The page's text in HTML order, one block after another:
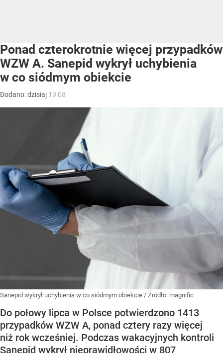
Ponad czterokrotnie więcej przypadków
WZW A. Sanepid wykrył uchybienia
w co siódmym obiekcie
Dodano:dzisiaj 19:08
Sanepid wykrył uchybienia w co siódmym obiekcie / Źródło: magnific
Do połowy lipca w Polsce potwierdzono 1413
przypadków WZW A, ponad cztery razy więcej
niż rok wcześniej. Podczas wakacyjnych kontroli
Sanepid wykrył nieprawidłowości w 807